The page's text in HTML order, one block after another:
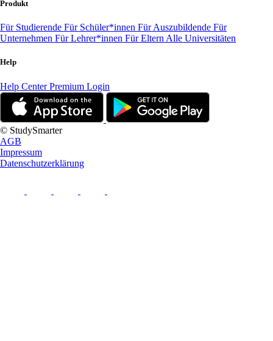
Produkt
Für Studierende Für Schüler*innen Für Auszubildende Für
Unternehmen Für Lehrer*innen Für Eltern Alle Universitäten
Help
Help CenterPremium Login
© StudySmarter
AGB
Impressum
Datenschutzerklärung